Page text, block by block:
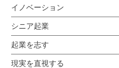
イノベーション
シニア起業
起業を志す
現実を直視する